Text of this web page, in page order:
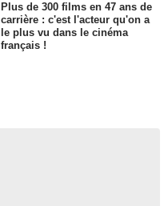
Plus de 300 films en 47 ans de
carrière : c'est l'acteur qu'on a
le plus vu dans le cinéma
français !